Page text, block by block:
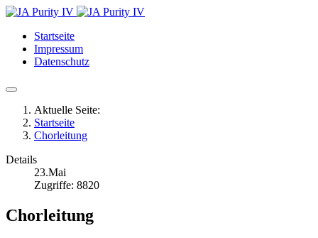
Startseite
Impressum
Datenschutz
Aktuelle Seite:
Startseite
Chorleitung
Details
23.Mai
Zugriffe: 8820
Chorleitung